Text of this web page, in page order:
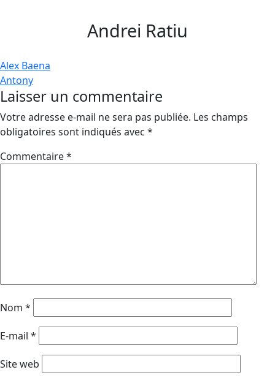
Andrei Ratiu
Navigation
de
l’article
Alex Baena
Antony
Laisser un commentaire
Votre adresse e-mail ne sera pas publiée. Les champs
obligatoires sont indiqués avec *
Commentaire*
Nom *
E-mail *
Site web